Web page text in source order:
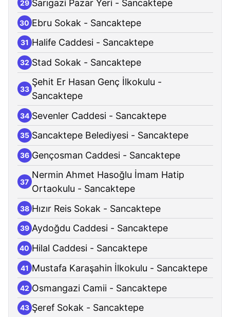
29 Sarıgazi Pazar Yeri - Sancaktepe
30 Ebru Sokak - Sancaktepe
31 Halife Caddesi - Sancaktepe
32 Stad Sokak - Sancaktepe
33
Şehit Er Hasan Genç İlkokulu -
Sancaktepe
34 Sevenler Caddesi - Sancaktepe
35 Sancaktepe Belediyesi - Sancaktepe
36 Gençosman Caddesi - Sancaktepe
37
Nermin Ahmet Hasoğlu İmam Hatip
Ortaokulu - Sancaktepe
38 Hızır Reis Sokak - Sancaktepe
39 Aydoğdu Caddesi - Sancaktepe
40 Hilal Caddesi - Sancaktepe
41 Mustafa Karaşahin İlkokulu - Sancaktepe
42 Osmangazi Camii - Sancaktepe
43 Şeref Sokak - Sancaktepe